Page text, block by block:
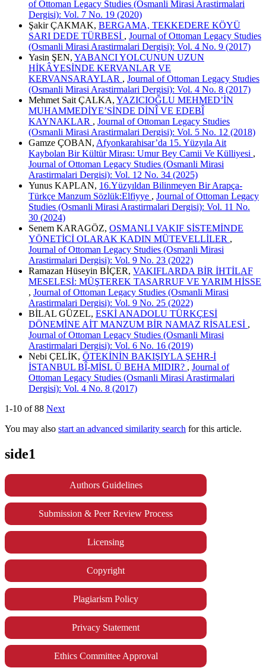
of Ottoman Legacy Studies (Osmanli Mirasi Arastirmalari
Dergisi): Vol. 7 No. 19 (2020)
Şakir ÇAKMAK, BERGAMA, TEKKEDERE KÖYÜ
SARI DEDE TÜRBESİ , Journal of Ottoman Legacy Studies
(Osmanli Mirasi Arastirmalari Dergisi): Vol. 4 No. 9 (2017)
Yasin ŞEN, YABANCI YOLCUNUN UZUN
HİKÂYESİNDE KERVANLAR VE
KERVANSARAYLAR , Journal of Ottoman Legacy Studies
(Osmanli Mirasi Arastirmalari Dergisi): Vol. 4 No. 8 (2017)
Mehmet Sait ÇALKA, YAZICIOĞLU MEHMED’İN
MUHAMMEDİYE’SİNDE DİNÎ VE EDEBÎ
KAYNAKLAR , Journal of Ottoman Legacy Studies
(Osmanli Mirasi Arastirmalari Dergisi): Vol. 5 No. 12 (2018)
Gamze ÇOBAN, Afyonkarahisar’da 15. Yüzyıla Ait
Kaybolan Bir Kültür Mirası: Umur Bey Camii Ve Külliyesi ,
Journal of Ottoman Legacy Studies (Osmanli Mirasi
Arastirmalari Dergisi): Vol. 12 No. 34 (2025)
Yunus KAPLAN, 16.Yüzyıldan Bilinmeyen Bir Arapça-
Türkçe Manzum Sözlük:Elfiyye , Journal of Ottoman Legacy
Studies (Osmanli Mirasi Arastirmalari Dergisi): Vol. 11 No.
30 (2024)
Senem KARAGÖZ, OSMANLI VAKIF SİSTEMİNDE
YÖNETİCİ OLARAK KADIN MÜTEVELLİLER ,
Journal of Ottoman Legacy Studies (Osmanli Mirasi
Arastirmalari Dergisi): Vol. 9 No. 23 (2022)
Ramazan Hüseyin BİÇER, VAKIFLARDA BİR İHTİLAF
MESELESİ: MÜŞTEREK TASARRUF VE YARIM HİSSE
, Journal of Ottoman Legacy Studies (Osmanli Mirasi
Arastirmalari Dergisi): Vol. 9 No. 25 (2022)
BİLAL GÜZEL, ESKİ ANADOLU TÜRKÇESİ
DÖNEMİNE AİT MANZUM BİR NAMAZ RİSALESİ ,
Journal of Ottoman Legacy Studies (Osmanli Mirasi
Arastirmalari Dergisi): Vol. 6 No. 16 (2019)
Nebi ÇELİK, ÖTEKİNİN BAKIŞIYLA ŞEHR-İ
İSTANBUL BÎ-MİSL Ü BEHA MIDIR? , Journal of
Ottoman Legacy Studies (Osmanli Mirasi Arastirmalari
Dergisi): Vol. 4 No. 8 (2017)
1-10 of 88 Next
You may also start an advanced similarity search for this article.
side1
Authors Guidelines
Submission & Peer Review Process
Licensing
Copyright
Plagiarism Policy
Privacy Statement
Ethics Committee Approval